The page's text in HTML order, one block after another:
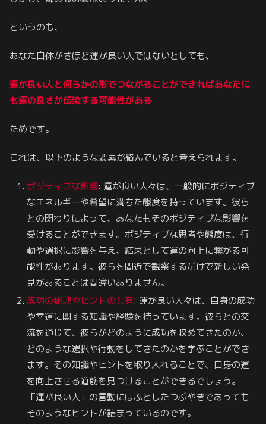
というのも、
あなた自体がさほど運が良い人ではないとしても、
運が良い人と何らかの形でつながることができればあなたに
も運の良さが伝染する可能性がある
ためです。
これは、以下のような要素が絡んでいると考えられます。
ポジティブな影響: 運が良い人々は、一般的にポジティブ
なエネルギーや希望に満ちた態度を持っています。彼ら
との関わりによって、あなたもそのポジティブな影響を
受けることができます。ポジティブな思考や態度は、行
動や選択に影響を与え、結果として運の向上に繋がる可
能性があります。彼らを間近で観察するだけで新しい発
見があることは間違いありません。
成功の秘訣やヒントの共有: 運が良い人々は、自身の成功
や幸運に関する知識や経験を持っています。彼らとの交
流を通じて、彼らがどのように成功を収めてきたのか、
どのような選択や行動をしてきたのかを学ぶことができ
ます。その知識やヒントを取り入れることで、自身の運
を向上させる道筋を見つけることができるでしょう。
「運が良い人」の言動にはふとしたつぶやきであっても
そのようなヒントが詰まっているのです。